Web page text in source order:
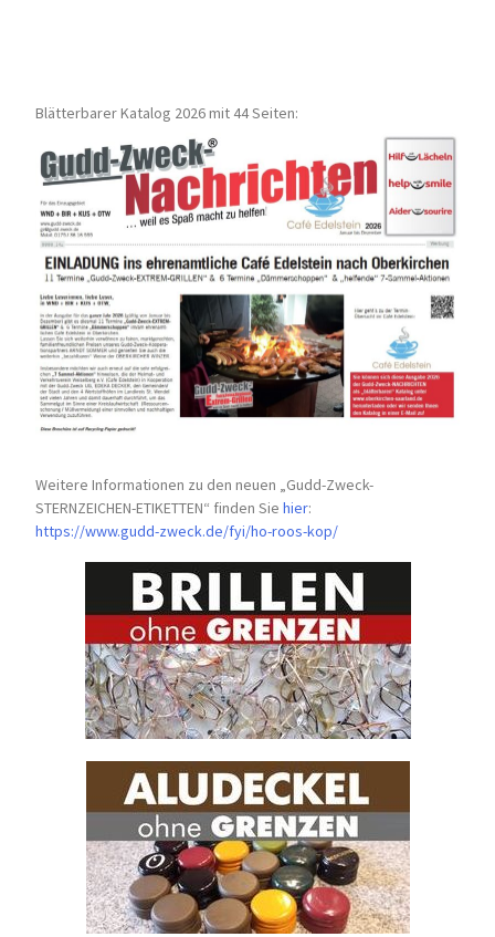
Blätterbarer Katalog 2026 mit 44 Seiten:
Weitere Informationen zu den neuen „Gudd-Zweck-
STERNZEICHEN-ETIKETTEN“ finden Siehier:
https://www.gudd-zweck.de/fyi/ho-roos-kop/